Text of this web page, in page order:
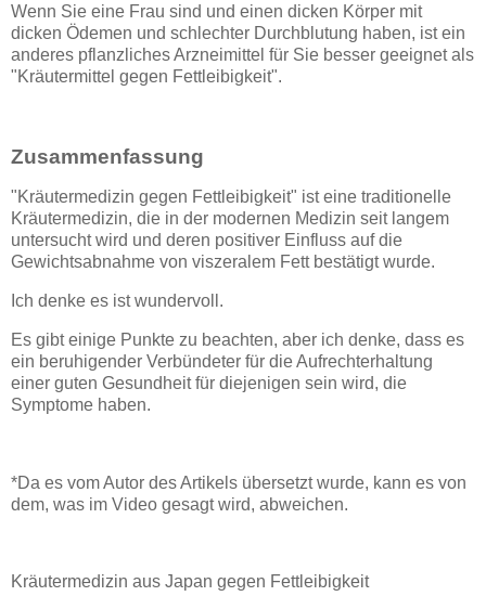
Wenn Sie eine Frau sind und einen dicken Körper mit
dicken Ödemen und schlechter Durchblutung haben, ist ein
anderes pflanzliches Arzneimittel für Sie besser geeignet als
"Kräutermittel gegen Fettleibigkeit".
Zusammenfassung
"Kräutermedizin gegen Fettleibigkeit" ist eine traditionelle
Kräutermedizin, die in der modernen Medizin seit langem
untersucht wird und deren positiver Einfluss auf die
Gewichtsabnahme von viszeralem Fett bestätigt wurde.
Ich denke es ist wundervoll.
Es gibt einige Punkte zu beachten, aber ich denke, dass es
ein beruhigender Verbündeter für die Aufrechterhaltung
einer guten Gesundheit für diejenigen sein wird, die
Symptome haben.
*Da es vom Autor des Artikels übersetzt wurde, kann es von
dem, was im Video gesagt wird, abweichen.
Kräutermedizin aus Japan gegen Fettleibigkeit